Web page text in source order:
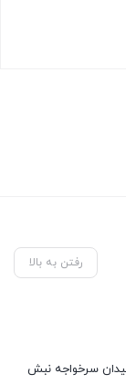
رفتن به بالا
سرخواجه نبش